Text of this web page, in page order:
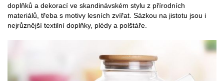
doplňků a dekorací ve skandinávském stylu z přírodních
materiálů, třeba s motivy lesních zvířat. Sázkou na jistotu jsou i
nejrůznější textilní doplňky, plédy a polštáře.